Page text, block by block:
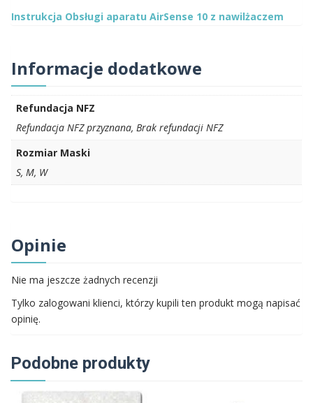
Instrukcja Obsługi aparatu AirSense 10 z nawilżaczem
Informacje dodatkowe
Refundacja NFZ
Refundacja NFZ przyznana, Brak refundacji NFZ
Rozmiar Maski
S, M, W
Opinie
Nie ma jeszcze żadnych recenzji
Tylko zalogowani klienci, którzy kupili ten produkt mogą napisać
opinię.
Podobne produkty